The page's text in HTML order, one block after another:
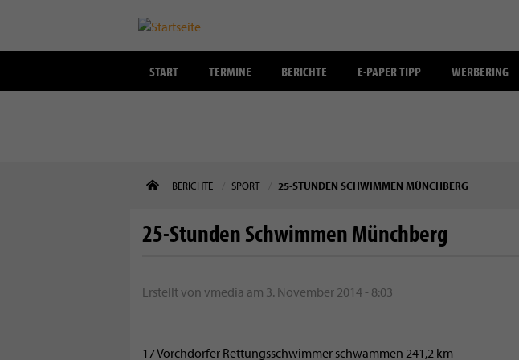
START TERMINE BERICHTE E-PAPER TIPP WERBERING
BERICHTE SPORT 25-STUNDEN SCHWIMMEN MÜNCHBERG
25-Stunden Schwimmen Münchberg
Erstellt von vmedia am 3. November 2014 - 8:03
17 Vorchdorfer Rettungsschwimmer schwammen 241,2 km